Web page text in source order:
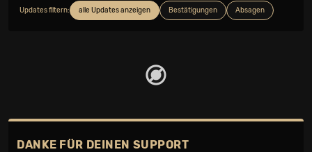
Updates filtern: alle Updates anzeigen Bestätigungen Absagen
DANKE FÜR DEINEN SUPPORT